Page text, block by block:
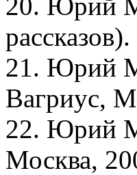
21. Юрий
Вагриус,
22. Юрий
Москва,